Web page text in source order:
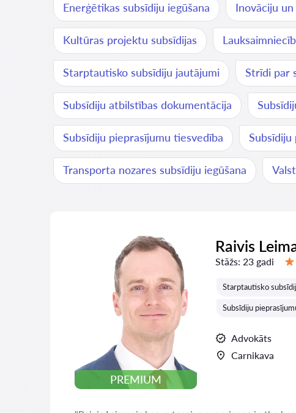
Enerģētikas subsīdiju iegūšana Inovāciju
Kultūras projektu subsīdijas
Starptautisko subsīdiju jautājumi Strīdi par
Subsīdiju atbilstības dokumentācija
Subsīdiju pieprasījumu tiesvedība Subsīdiju
Transporta nozares subsīdiju iegūšana
PREMIUM
Raivis
Stāžs: 23 gadi
Starptautisko
Subsīdiju
Advokāts
Carnikava